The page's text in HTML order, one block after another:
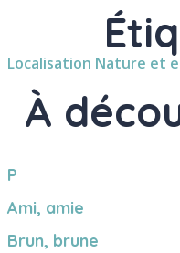
Localisation Nature et
À
P
Ami, amie
Brun, brune